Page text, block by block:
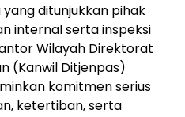
ditunjukkan pihak
internal serta inspeksi
Wilayah Direktorat
(Kanwil Ditjenpas)
komitmen serius
ketertiban, serta